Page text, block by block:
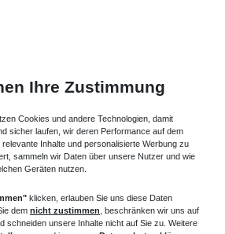
Ihre Zustimmung
Cookies und andere Technologien, damit
sicher laufen, wir deren Performance auf dem
Inhalte und personalisierte Werbung zu
sammeln wir Daten über unsere Nutzer und wie
Geräten nutzen.
klicken, erlauben Sie uns diese Daten
dem nicht zustimmen , beschränken wir uns auf
schneiden unsere Inhalte nicht auf Sie zu. Weitere